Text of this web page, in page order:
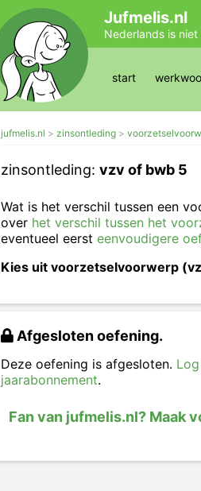
Jufmelis.nl
Nederlands is
start
jufmelis.nl zinsontleding
zinsontleding: vzv of bwb 5
Wat is het verschil tussen een
over het verschil tussen het
eventueel eerst eenvoudigere
Kies uit voorzetselvoorwerp
Afgesloten oefening.
Deze oefening is afgesloten.
jaarabonnement.
Fan van jufmelis.nl? Maak